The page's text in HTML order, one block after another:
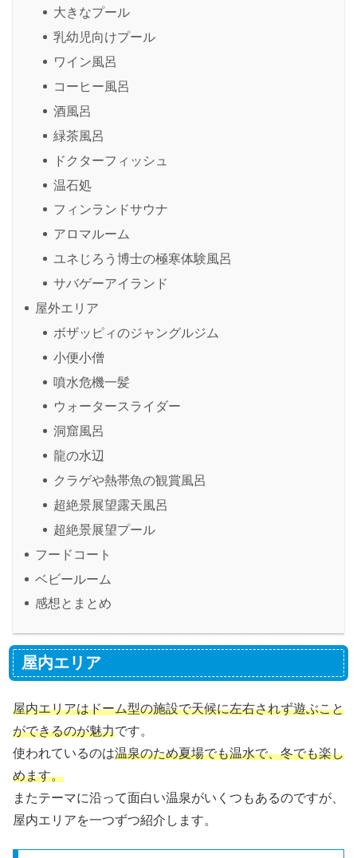
大きなプール
乳幼児向けプール
ワイン風呂
コーヒー風呂
酒風呂
緑茶風呂
ドクターフィッシュ
温石処
フィンランドサウナ
アロマルーム
ユネじろう博士の極寒体験風呂
サバゲーアイランド
屋外エリア
ボザッピィのジャングルジム
小便小僧
噴水危機一髪
ウォータースライダー
洞窟風呂
龍の水辺
クラゲや熱帯魚の観賞風呂
超絶景展望露天風呂
超絶景展望プール
フードコート
ベビールーム
感想とまとめ
屋内エリア
屋内エリアはドーム型の施設で天候に左右されず遊ぶこと
ができるのが魅力です。
使われているのは温泉のため夏場でも温水で、冬でも楽し
めます。
またテーマに沿って面白い温泉がいくつもあるのですが、
屋内エリアを一つずつ紹介します。